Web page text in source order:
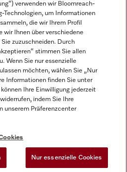
verwenden wir Bloomreach-
Technologien, um Informationen
die wir Ihrem Profil
wir Ihnen über verschiedene
Sie zuzuschneiden. Durch
stimmen Sie allen
Wenn Sie nur essenzielle
möchten, wählen Sie „Nur
Informationen finden Sie unter
Ihre Einwilligung jederzeit
indem Sie Ihre
unserem Präferenzcenter
Nur essenzielle Cookies